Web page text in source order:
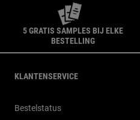
5 GRATIS SAMPLES BIJ ELKE
BESTELLING
KLANTENSERVICE
Bestelstatus